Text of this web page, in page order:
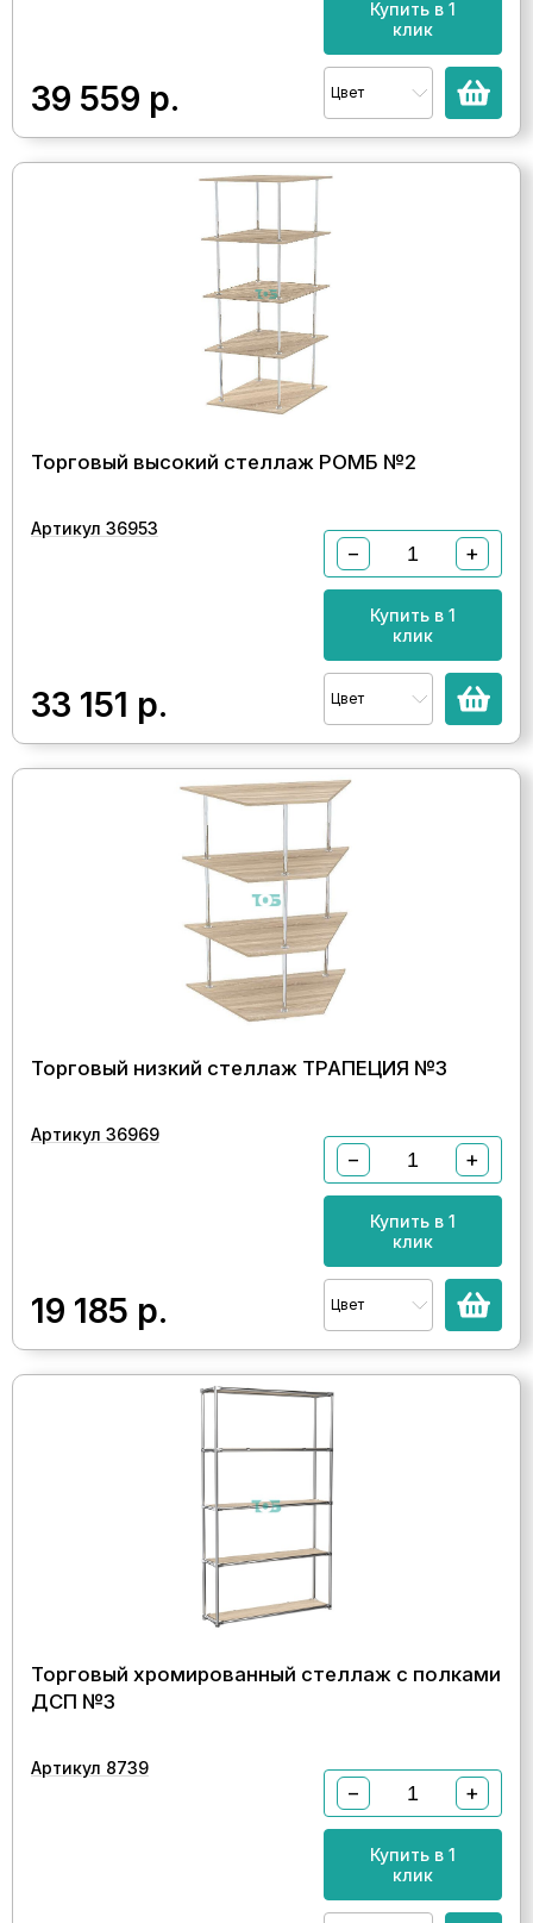
39 559 р.
Купить в 1
клик
Цвет
Торговый высокий стеллаж РОМБ №2
Артикул 36953
33 151 р.
− +
Купить в 1
клик
Цвет
Торговый низкий стеллаж ТРАПЕЦИЯ №3
Артикул 36969
19 185 р.
− +
Купить в 1
клик
Цвет
Торговый хромированный стеллаж с полками
ДСП №3
Артикул 8739
− +
Купить в 1
клик